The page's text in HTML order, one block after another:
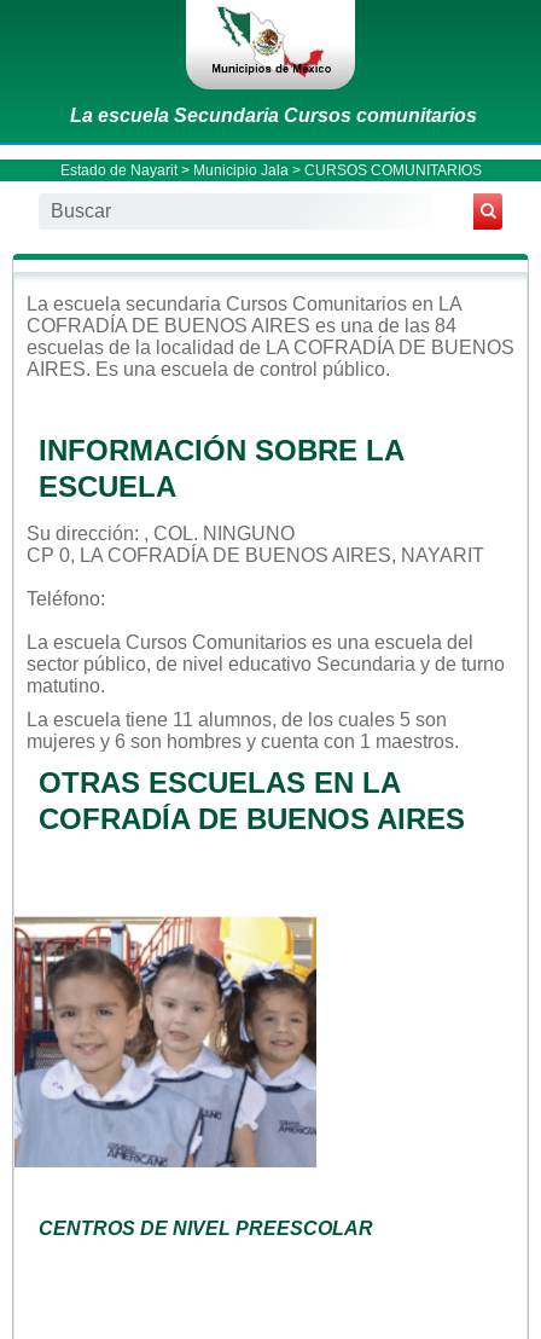
La escuela Secundaria Cursos comunitarios
Estado de Nayarit> Municipio Jala > CURSOS COMUNITARIOS
La escuela secundaria Cursos Comunitarios en LA
COFRADÍA DE BUENOS AIRES es una de las 84
escuelas de la localidad de LA COFRADÍA DE BUENOS
AIRES. Es una escuela de control público.
INFORMACIÓN SOBRE LA
ESCUELA
Su dirección: , COL. NINGUNO
CP 0, LA COFRADÍA DE BUENOS AIRES, NAYARIT
Teléfono:
La escuela Cursos Comunitarios es una escuela del
sector público, de nivel educativo Secundaria y de turno
matutino.
La escuela tiene 11 alumnos, de los cuales 5 son
mujeres y 6 son hombres y cuenta con 1 maestros.
OTRAS ESCUELAS EN LA
COFRADÍA DE BUENOS AIRES
CENTROS DE NIVEL PREESCOLAR